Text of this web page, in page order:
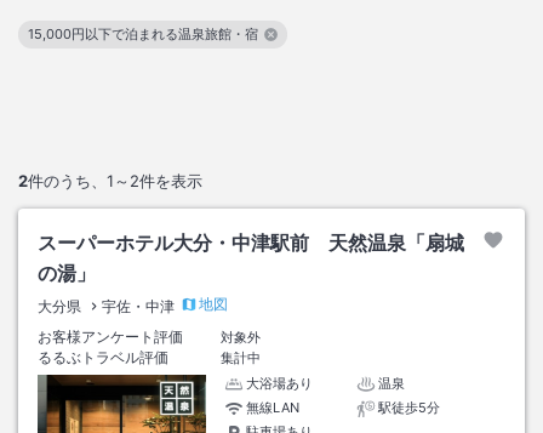
2件のうち、 1～2件を表示
15,000円以下で泊まれる温泉旅館・宿
この絞り込み条件を解除
スーパーホテル大分・中津駅前 天然温泉「扇城
の湯」
大分県 宇佐・中津
地図
お客様アンケート評価
対象外
るるぶトラベル評価
集計中
大浴場あり
温泉
無線LAN
駅徒歩5分